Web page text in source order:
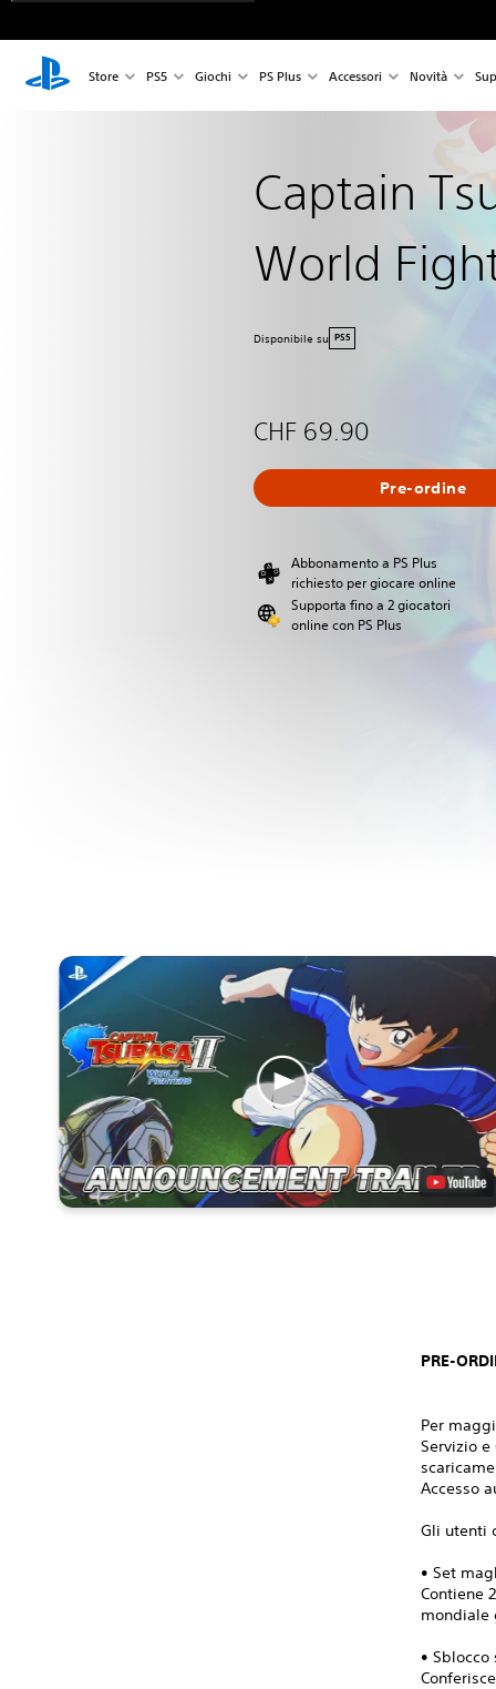
Store PS5 Giochi PS Plus Accessori Novità
Captain
World
Disponibile su PS5
CHF 69.90
Pre-ordine
Abbonamento a PS Plus
richiesto per giocare online
Supporta fino a 2 giocatori
online con PS Plus
PRE-
Per
Servizio
Accesso
Gli utenti
• Set
Contiene
mondiale
•